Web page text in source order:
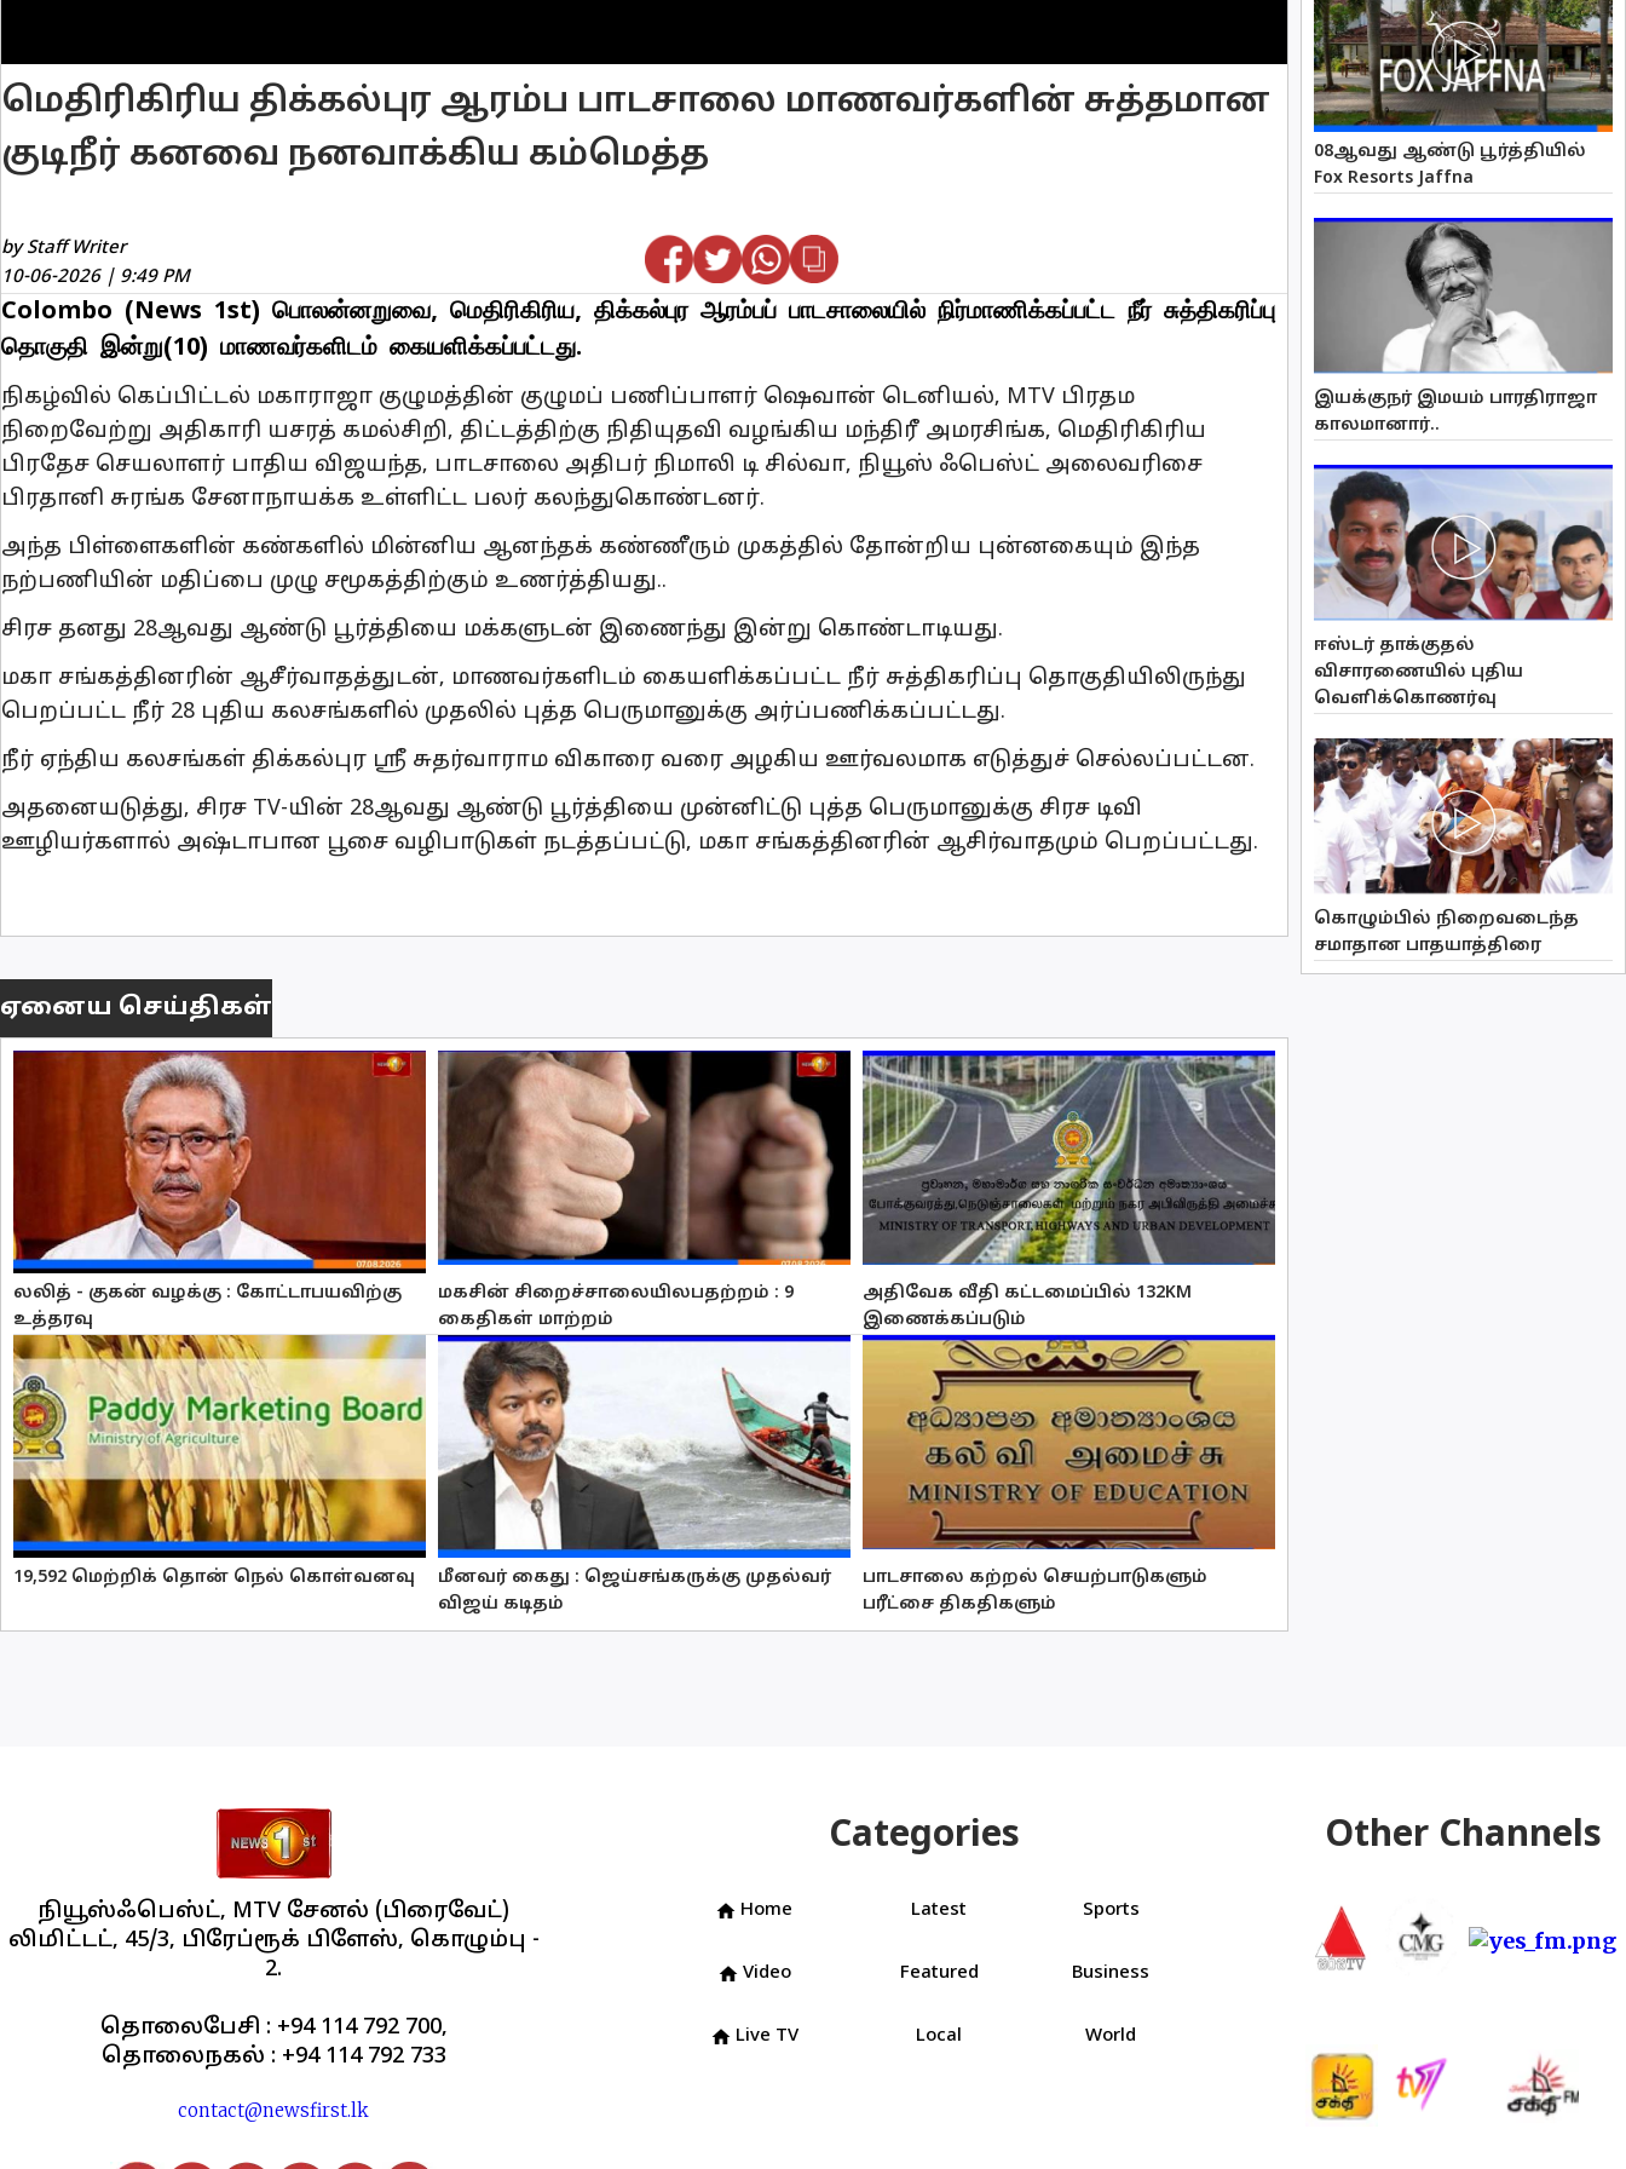
மெதிரிகிரிய திக்கல்புர ஆரம்ப பாடசாலை மாணவர்களின் சுத்தமான
குடிநீர் கனவை நனவாக்கிய கம்மெத்த
by Staff Writer
10-06-2026 | 9:49 PM
Colombo (News 1st) பொலன்னறுவை, மெதிரிகிரிய, திக்கல்புர ஆரம்பப் பாடசாலையில் நிர்மாணிக்கப்பட்ட நீர் சுத்திகரிப்பு
தொகுதி இன்று(10) மாணவர்களிடம் கையளிக்கப்பட்டது.
நிகழ்வில் கெப்பிட்டல் மகாராஜா குழுமத்தின் குழுமப் பணிப்பாளர் ஷெவான் டெனியல், MTV பிரதம
நிறைவேற்று அதிகாரி யசரத் கமல்சிறி, திட்டத்திற்கு நிதியுதவி வழங்கிய மந்திரீ அமரசிங்க, மெதிரிகிரிய
பிரதேச செயலாளர் பாதிய விஜயந்த, பாடசாலை அதிபர் நிமாலி டி சில்வா, நியூஸ் ஃபெஸ்ட் அலைவரிசை
பிரதானி சுரங்க சேனாநாயக்க உள்ளிட்ட பலர் கலந்துகொண்டனர்.
அந்த பிள்ளைகளின் கண்களில் மின்னிய ஆனந்தக் கண்ணீரும் முகத்தில் தோன்றிய புன்னகையும் இந்த
நற்பணியின் மதிப்பை முழு சமூகத்திற்கும் உணர்த்தியது..
சிரச தனது 28ஆவது ஆண்டு பூர்த்தியை மக்களுடன் இணைந்து இன்று கொண்டாடியது.
மகா சங்கத்தினரின் ஆசீர்வாதத்துடன், மாணவர்களிடம் கையளிக்கப்பட்ட நீர் சுத்திகரிப்பு தொகுதியிலிருந்து
பெறப்பட்ட நீர் 28 புதிய கலசங்களில் முதலில் புத்த பெருமானுக்கு அர்ப்பணிக்கப்பட்டது.
நீர் ஏந்திய கலசங்கள் திக்கல்புர ஸ்ரீ சுதர்வாராம விகாரை வரை அழகிய ஊர்வலமாக எடுத்துச் செல்லப்பட்டன.
அதனையடுத்து, சிரச TV-யின் 28ஆவது ஆண்டு பூர்த்தியை முன்னிட்டு புத்த பெருமானுக்கு சிரச டிவி
ஊழியர்களால் அஷ்டாபான பூசை வழிபாடுகள் நடத்தப்பட்டு, மகா சங்கத்தினரின் ஆசிர்வாதமும் பெறப்பட்டது.
ஏனைய செய்திகள்
லலித் - குகன் வழக்கு : கோட்டாபயவிற்கு
உத்தரவு
மகசின் சிறைச்சாலையிலபதற்றம் : 9
கைதிகள் மாற்றம்
அதிவேக வீதி கட்டமைப்பில் 132KM
இணைக்கப்படும்
19,592 மெற்றிக் தொன் நெல் கொள்வனவு
மீனவர் கைது : ஜெய்சங்கருக்கு முதல்வர்
விஜய் கடிதம்
பாடசாலை கற்றல் செயற்பாடுகளும்
பரீட்சை திகதிகளும்
08ஆவது ஆண்டு பூர்த்தியில்
Fox Resorts Jaffna
இயக்குநர் இமயம் பாரதிராஜா
காலமானார்..
ஈஸ்டர் தாக்குதல்
விசாரணையில் புதிய
வௌிக்கொணர்வு
கொழும்பில் நிறைவடைந்த
சமாதான பாதயாத்திரை
நியூஸ்ஃபெஸ்ட், MTV சேனல் (பிரைவேட்)
லிமிட்டட், 45/3, பிரேப்ரூக் பிளேஸ், கொழும்பு -
2.
தொலைபேசி : +94 114 792 700,
தொலைநகல் : +94 114 792 733
contact@newsfirst.lk
Categories
home Home Latest Sports
home Video Featured Business
home Live TV Local World
Other Channels